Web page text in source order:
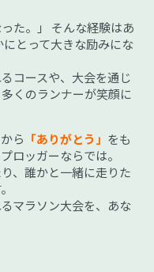
た。」 そんな経験はあ
とって大きな励みにな
コースや、大会を通じ
くのランナーが笑顔に
ら
「ありがとう」 をも
ロッガーならでは。
、誰かと一緒に走りた
マラソン大会を、あな